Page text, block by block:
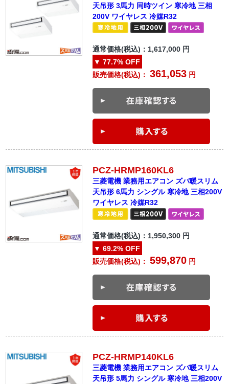
天吊形 3馬力 同時ツイン 寒冷地 三相
200V ワイヤレス 冷媒R32
通常価格(税込)：1,617,000 円
▼ 77.7% OFF
販売価格(税込)：361,053 円
PCZ-HRMP160KL6
三菱電機 業務用エアコン ズバ暖スリム
天吊形 6馬力 シングル 寒冷地 三相200V
ワイヤレス 冷媒R32
通常価格(税込)： 1,950,300 円
▼ 69.2% OFF
販売価格(税込)：599,870 円
PCZ-HRMP140KL6
三菱電機 業務用エアコン ズバ暖スリム
天吊形 5馬力 シングル 寒冷地 三相200V